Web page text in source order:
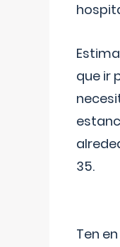
que ir
35.
Ten